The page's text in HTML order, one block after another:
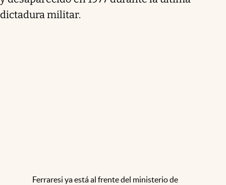
dictadura militar.
Ferraresi ya está al frente del ministerio de